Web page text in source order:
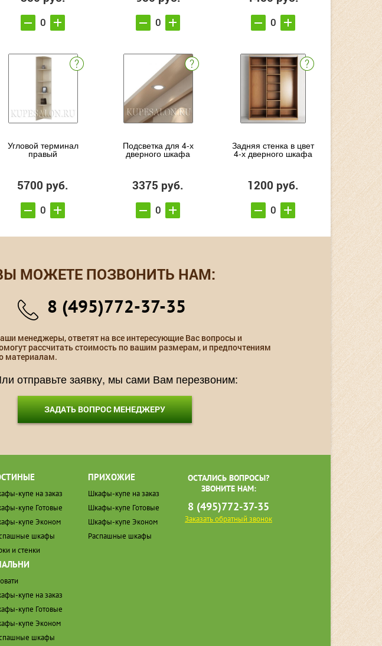
Угловой терминал
правый
5700 руб.
Подсветка для 4-х
дверного шкафа
3375 руб.
Задняя стенка в цвет
4-х дверного шкафа
1200 руб.
МОЖЕТЕ ПОЗВОНИТЬ НАМ:
8 (495)772-37-35
менеджеры, ответят на все интересующие Вас вопросы и
рассчитать стоимость по вашим размерам, и предпочтениям
материалам.
отправьте заявку, мы сами Вам перезвоним:
ЗАДАТЬ ВОПРОС МЕНЕДЖЕРУ
купе на заказ
купе Готовые
купе Эконом
шкафы
и стенки
купе на заказ
купе Готовые
купе Эконом
шкафы
ПРИХОЖИЕ
Шкафы-купе на заказ
Шкафы-купе Готовые
Шкафы-купе Эконом
Распашные шкафы
ОСТАЛИСЬ ВОПРОСЫ?
ЗВОНИТЕ НАМ:
8 (495)772-37-35
Заказать обратный звонок